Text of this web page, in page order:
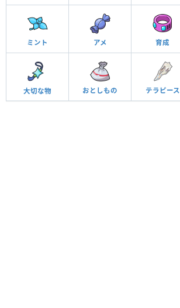
ミント アメ 育成
大切な物 おとしもの テラピース